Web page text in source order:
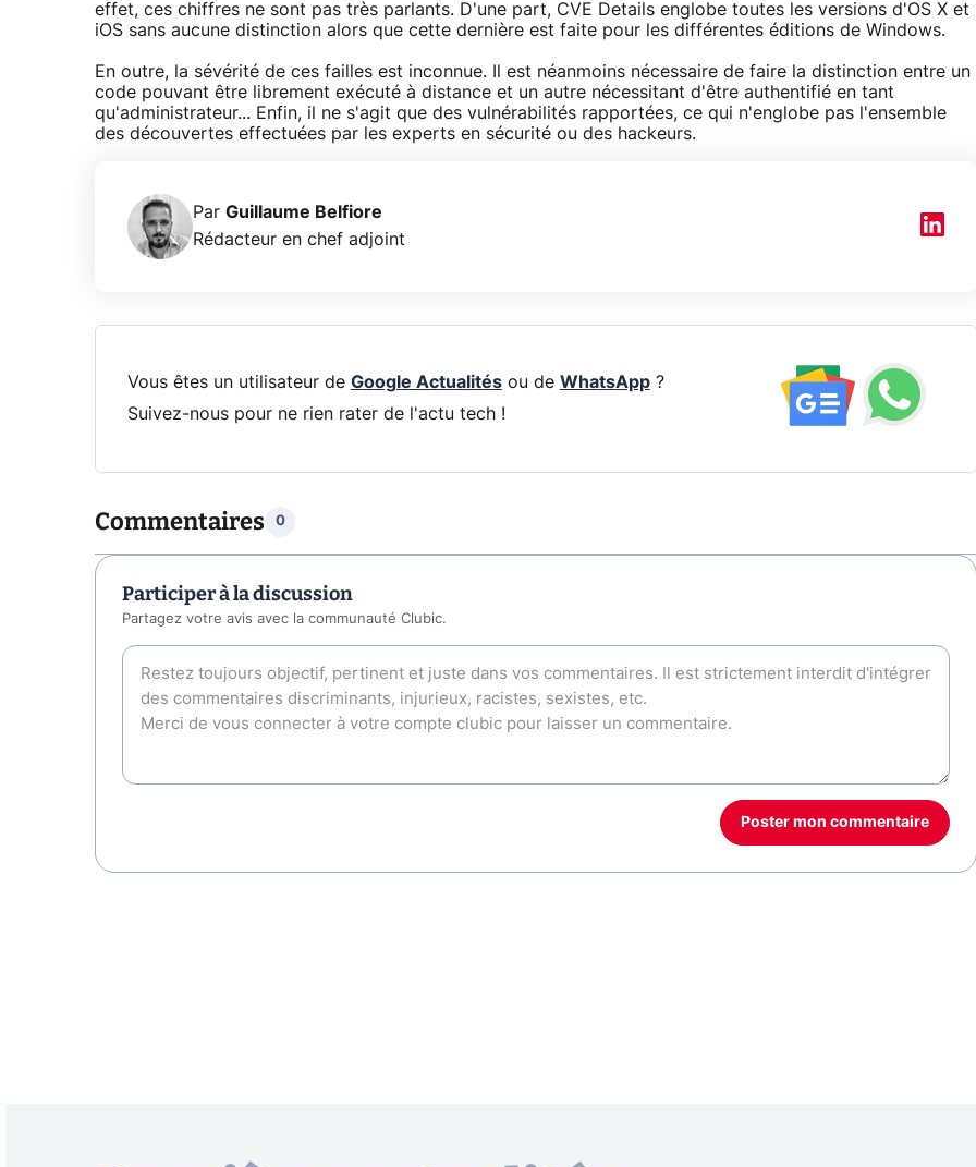
effet, ces chiffres ne sont pas très parlants. D'une part, CVE Details englobe toutes les versions d'OS X et
iOS sans aucune distinction alors que cette dernière est faite pour les différentes éditions de Windows.
En outre, la sévérité de ces failles est inconnue. Il est néanmoins nécessaire de faire la distinction entre un
code pouvant être librement exécuté à distance et un autre nécessitant d'être authentifié en tant
qu'administrateur... Enfin, il ne s'agit que des vulnérabilités rapportées, ce qui n'englobe pas l'ensemble
des découvertes effectuées par les experts en sécurité ou des hackeurs.
Par Guillaume Belfiore
Rédacteur en chef adjoint
Vous êtes un utilisateur de Google Actualitésou de WhatsApp?
Suivez-nous pour ne rien rater de l'actu tech !
Commentaires 0
Participer à la discussion
Partagez votre avis avec la communauté Clubic.
Poster mon commentaire